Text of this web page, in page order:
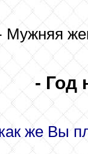
Мужняя
- Год
же Вы